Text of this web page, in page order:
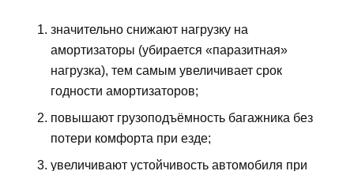
значительно снижают нагрузку на
амортизаторы (убирается «паразитная»
нагрузка), тем самым увеличивает срок
годности амортизаторов;
повышают грузоподъёмность багажника без
потери комфорта при езде;
увеличивают устойчивость автомобиля при